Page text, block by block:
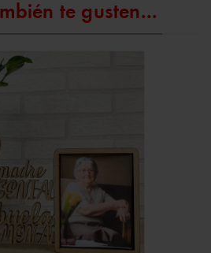
te gusten...